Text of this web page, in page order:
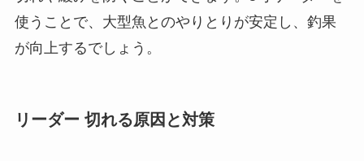
使うことで、大型魚とのやりとりが安定し、釣果
が向上するでしょう。
リーダー 切れる原因と対策